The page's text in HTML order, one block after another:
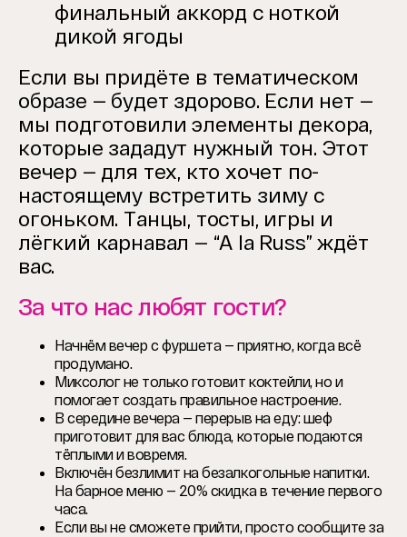
финальный аккорд с ноткой
дикой ягоды
Если вы придёте в тематическом
образе — будет здорово. Если нет —
мы подготовили элементы декора,
которые зададут нужный тон. Этот
вечер — для тех, кто хочет по-
настоящему встретить зиму с
огоньком. Танцы, тосты, игры и
лёгкий карнавал — “A la Russ” ждёт
вас.
За что нас любят гости?
Начнём вечер с фуршета — приятно, когда всё
продумано.
Миксолог не только готовит коктейли, но и
помогает создать правильное настроение.
В середине вечера — перерыв на еду: шеф
приготовит для вас блюда, которые подаются
тёплыми и вовремя.
Включён безлимит на безалкогольные напитки.
На барное меню — 20% скидка в течение первого
часа.
Если вы не сможете прийти, просто сообщите за